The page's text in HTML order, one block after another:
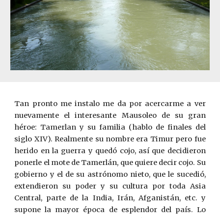
Tan pronto me instalo me da por acercarme a ver
nuevamente el interesante Mausoleo de su gran
héroe: Tamerlan y su familia (hablo de finales del
siglo XIV). Realmente su nombre era Timur pero fue
herido en la guerra y quedó cojo, así que decidieron
ponerle el mote de Tamerlán, que quiere decir cojo. Su
gobierno y el de su astrónomo nieto, que le sucedió,
extendieron su poder y su cultura por toda Asia
Central, parte de la India, Irán, Afganistán, etc. y
supone la mayor época de esplendor del país. Lo